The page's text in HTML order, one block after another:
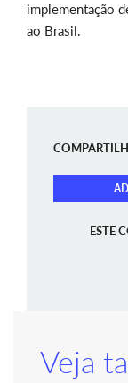
implementação
ao Brasil.
ESTE
Veja